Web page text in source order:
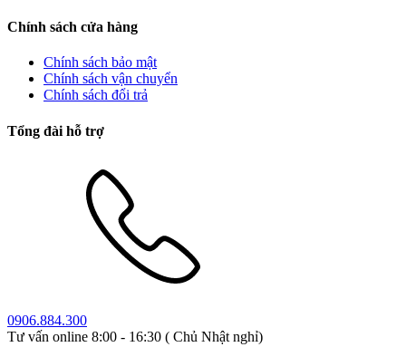
Chính sách cửa hàng
Chính sách bảo mật
Chính sách vận chuyển
Chính sách đổi trả
Tổng đài hỗ trợ
0906.884.300
Tư vấn online 8:00 - 16:30 ( Chủ Nhật nghỉ)